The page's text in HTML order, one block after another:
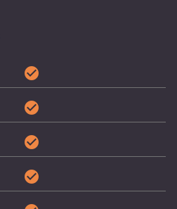
check_circle
check_circle
check_circle
check_circle